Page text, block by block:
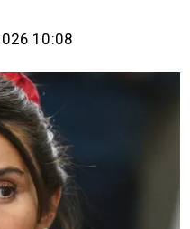
10:08